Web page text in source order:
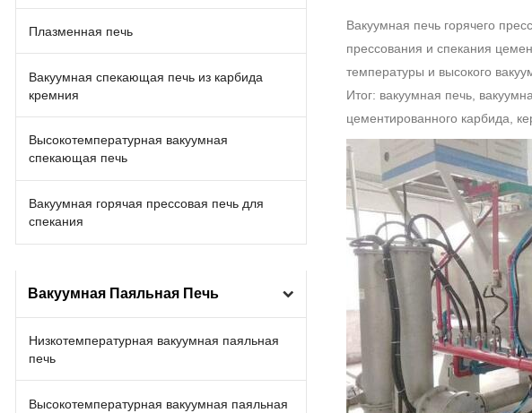
Плазменная печь
Вакуумная спекающая печь из карбида
кремния
Высокотемпературная вакуумная
спекающая печь
Вакуумная горячая прессовая печь для
спекания
Вакуумная Паяльная Печь
Низкотемпературная вакуумная паяльная
печь
Высокотемпературная вакуумная паяльная
Вакуумная печь горячего
прессования и спекания
температуры и высокого
Итог: вакуумная печь,
цементированного карбида,